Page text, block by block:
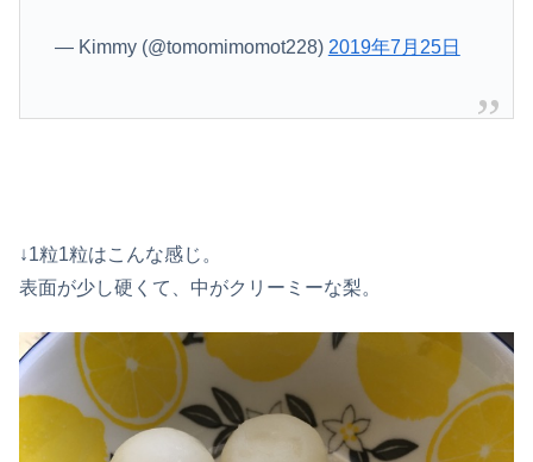
— Kimmy (@tomomimomot228) 2019年7月25日
↓1粒1粒はこんな感じ。
表面が少し硬くて、中がクリーミーな梨。